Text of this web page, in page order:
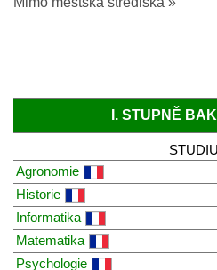
I. STUPNĚ
Agronomie
Historie
Informatika
Matematika
Psychologie